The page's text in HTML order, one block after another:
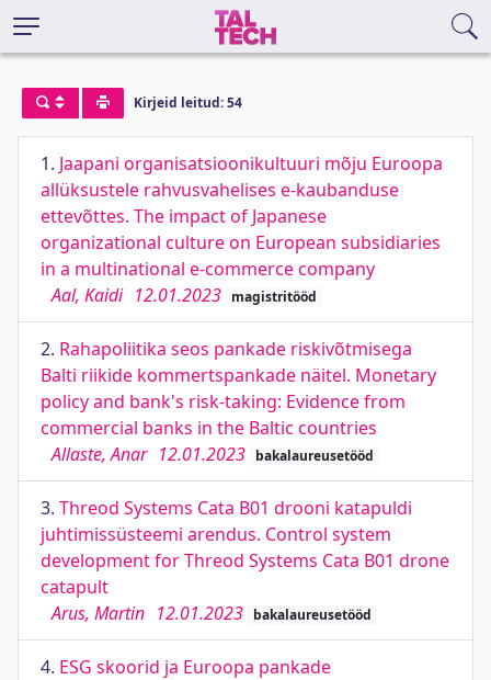
Kirjeid leitud: 54
1. Jaapani organisatsioonikultuuri mõju Euroopa
allüksustele rahvusvahelises e-kaubanduse
ettevõttes. The impact of Japanese
organizational culture on European subsidiaries
in a multinational e-commerce company
Aal, Kaidi 12.01.2023 magistritööd
2. Rahapoliitika seos pankade riskivõtmisega
Balti riikide kommertspankade näitel. Monetary
policy and bank's risk-taking: Evidence from
commercial banks in the Baltic countries
Allaste, Anar 12.01.2023 bakalaureusetööd
3. Threod Systems Cata B01 drooni katapuldi
juhtimissüsteemi arendus. Control system
development for Threod Systems Cata B01 drone
catapult
Arus, Martin 12.01.2023 bakalaureusetööd
4. ESG skoorid ja Euroopa pankade